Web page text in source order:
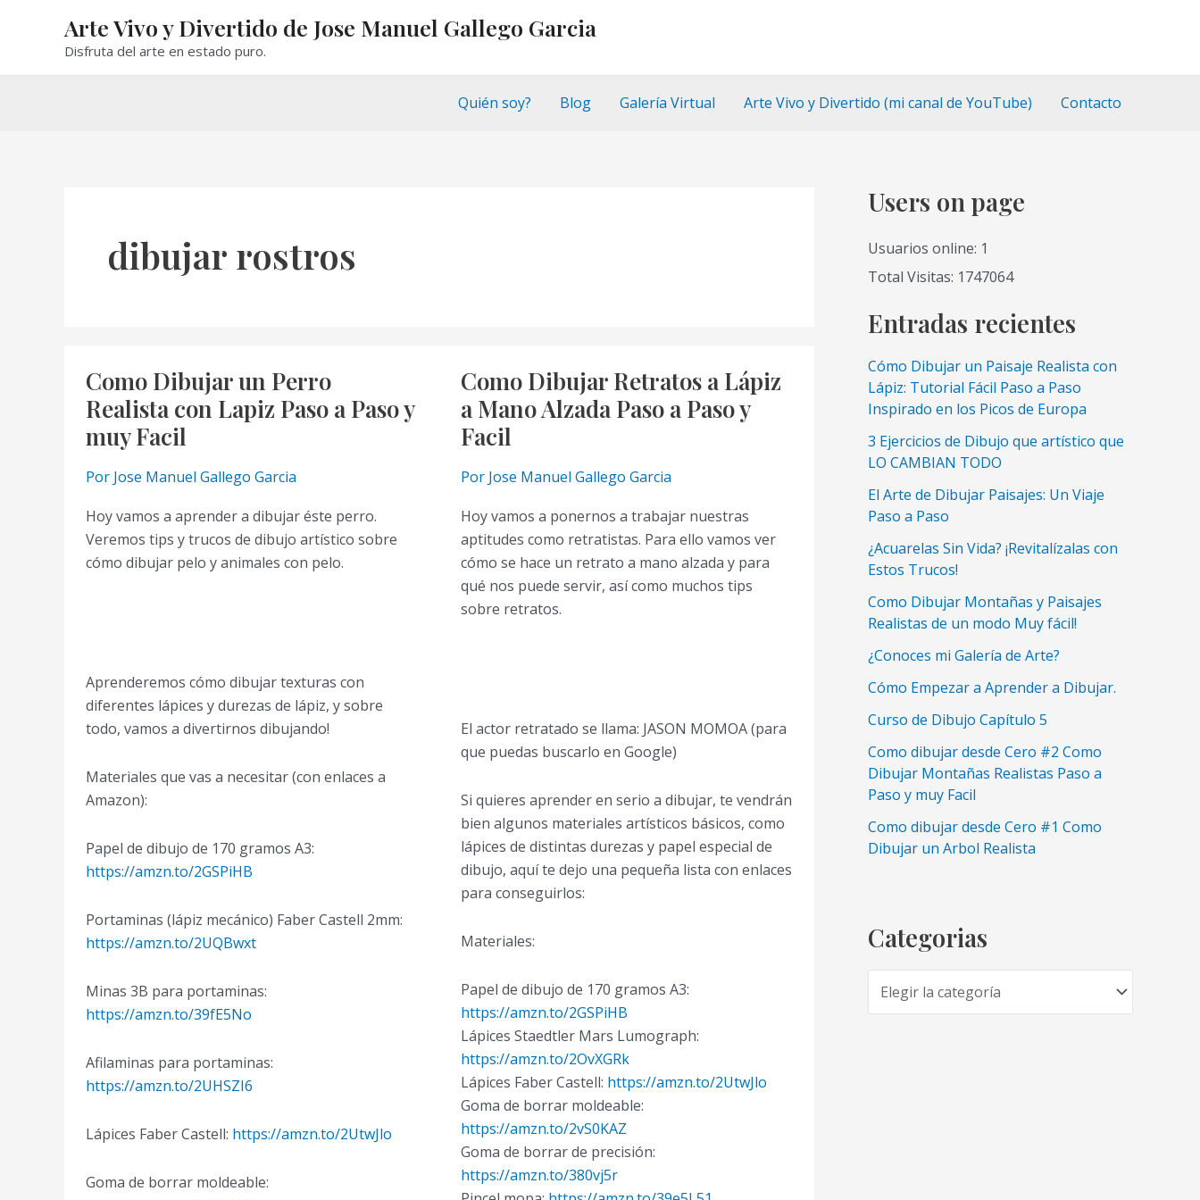
contenido
Arte Vivo y Divertido de Jose Manuel Gallego Garcia
Disfruta del arte en estado puro.
Quién soy? Blog Galería Virtual Arte Vivo y Divertido (mi canal de YouTube) Contacto
dibujar rostros
Como Dibujar un Perro
Realista con Lapiz Paso a Paso y
muy Facil
Por Jose Manuel Gallego Garcia
Hoy vamos a aprender a dibujar éste perro.
Veremos tips y trucos de dibujo artístico sobre
cómo dibujar pelo y animales con pelo.
Aprenderemos cómo dibujar texturas con
diferentes lápices y durezas de lápiz, y sobre
todo, vamos a divertirnos dibujando!
Materiales que vas a necesitar (con enlaces a
Amazon):
Papel de dibujo de 170 gramos A3:
https://amzn.to/2GSPiHB
Portaminas (lápiz mecánico) Faber Castell 2mm:
https://amzn.to/2UQBwxt
Minas 3B para portaminas:
https://amzn.to/39fE5No
Afilaminas para portaminas:
https://amzn.to/2UHSZI6
Lápices Faber Castell: https://amzn.to/2UtwJlo
Goma de borrar moldeable:
Como Dibujar Retratos a Lápiz
a Mano Alzada Paso a Paso y
Facil
Por Jose Manuel Gallego Garcia
Hoy vamos a ponernos a trabajar nuestras
aptitudes como retratistas. Para ello vamos ver
cómo se hace un retrato a mano alzada y para
qué nos puede servir, así como muchos tips
sobre retratos.
El actor retratado se llama: JASON MOMOA (para
que puedas buscarlo en Google)
Si quieres aprender en serio a dibujar, te vendrán
bien algunos materiales artísticos básicos, como
lápices de distintas durezas y papel especial de
dibujo, aquí te dejo una pequeña lista con enlaces
para conseguirlos:
Materiales:
Papel de dibujo de 170 gramos A3:
https://amzn.to/2GSPiHB
Lápices Staedtler Mars Lumograph:
https://amzn.to/2OvXGRk
Lápices Faber Castell: https://amzn.to/2UtwJlo
Goma de borrar moldeable:
https://amzn.to/2vS0KAZ
Goma de borrar de precisión:
https://amzn.to/380vj5r
Users on page
Usuarios online: 1
Total Visitas: 1747064
Entradas recientes
Cómo Dibujar un Paisaje Realista con
Lápiz: Tutorial Fácil Paso a Paso
Inspirado en los Picos de Europa
3 Ejercicios de Dibujo que artístico que
LO CAMBIAN TODO
El Arte de Dibujar Paisajes: Un Viaje
Paso a Paso
¿Acuarelas Sin Vida? ¡Revitalízalas con
Estos Trucos!
Como Dibujar Montañas y Paisajes
Realistas de un modo Muy fácil!
¿Conoces mi Galería de Arte?
Cómo Empezar a Aprender a Dibujar.
Curso de Dibujo Capítulo 5
Como dibujar desde Cero #2 Como
Dibujar Montañas Realistas Paso a
Paso y muy Facil
Como dibujar desde Cero #1 Como
Dibujar un Arbol Realista
Categorias
a